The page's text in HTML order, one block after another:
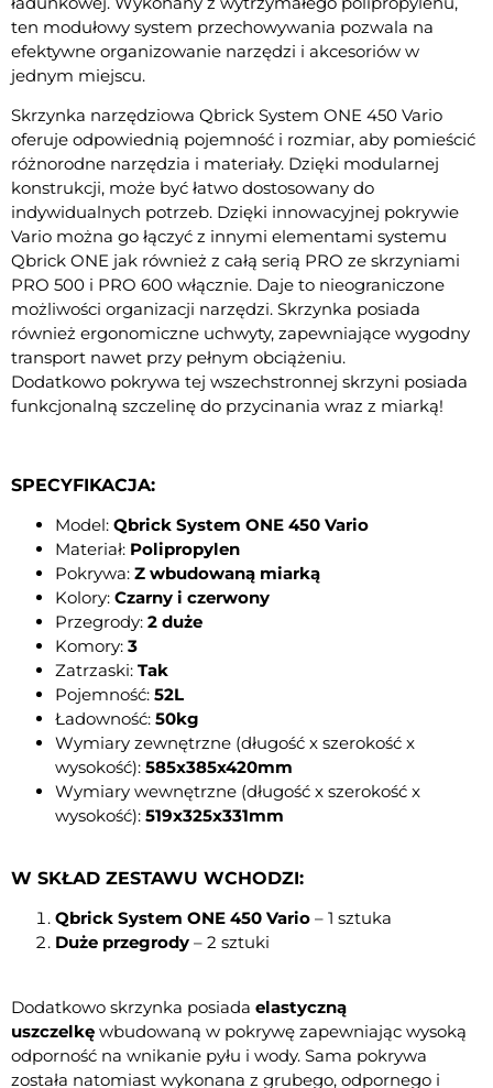
ten modułowy system przechowywania pozwala na
efektywne organizowanie narzędzi i akcesoriów w
jednym miejscu.
Skrzynka narzędziowa Qbrick System ONE 450 Vario
oferuje odpowiednią pojemność i rozmiar, aby pomieścić
różnorodne narzędzia i materiały. Dzięki modularnej
konstrukcji, może być łatwo dostosowany do
indywidualnych potrzeb. Dzięki innowacyjnej pokrywie
Vario można go łączyć z innymi elementami systemu
Qbrick ONE jak również z całą serią PRO ze skrzyniami
PRO 500 i PRO 600 włącznie. Daje to nieograniczone
możliwości organizacji narzędzi. Skrzynka posiada
również ergonomiczne uchwyty, zapewniające wygodny
transport nawet przy pełnym obciążeniu.
Dodatkowo pokrywa tej wszechstronnej skrzyni posiada
funkcjonalną szczelinę do przycinania wraz z miarką!
SPECYFIKACJA:
Model: Qbrick System ONE 450 Vario
Materiał: Polipropylen
Pokrywa: Z wbudowaną miarką
Kolory: Czarny i czerwony
Przegrody: 2 duże
Komory: 3
Zatrzaski: Tak
Pojemność: 52L
Ładowność: 50kg
Wymiary zewnętrzne (długość x szerokość x
wysokość): 585x385x420mm
Wymiary wewnętrzne (długość x szerokość x
wysokość): 519x325x331mm
W SKŁAD ZESTAWU WCHODZI:
Qbrick System ONE 450 Vario – 1 sztuka
Duże przegrody – 2 sztuki
Dodatkowo skrzynka posiada elastyczną
uszczelkę wbudowaną w pokrywę zapewniając wysoką
odporność na wnikanie pyłu i wody. Sama pokrywa
została natomiast wykonana z grubego, odpornego i